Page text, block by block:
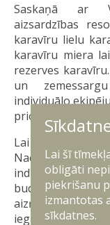
Saskaņā ar
aizsardzības
karavīru lielu
karavīru miera
rezerves
un
individuālo
prioritārajiem
Lai sasniegtu
Nacionālo
individuālo
budžetam tiks
aizņēmumu
iegādei.
Lai šī
obligāti
piekrišanu
izmantotas
sīkdatnes.